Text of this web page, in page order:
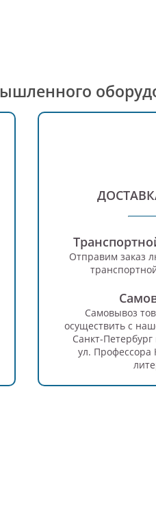
Отправим заказ
Самовывоз
осуществить с
Санкт-
ул. Профессора